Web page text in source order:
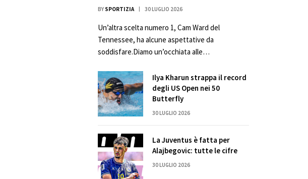
BY SPORTIZIA 30 LUGLIO 2026
Un’altra scelta numero 1, Cam Ward del
Tennessee, ha alcune aspettative da
soddisfare.Diamo un’occhiata alle…
Ilya Kharun strappa il record
degli US Open nei 50
Butterfly
30 LUGLIO 2026
La Juventus è fatta per
Alajbegovic: tutte le cifre
30 LUGLIO 2026